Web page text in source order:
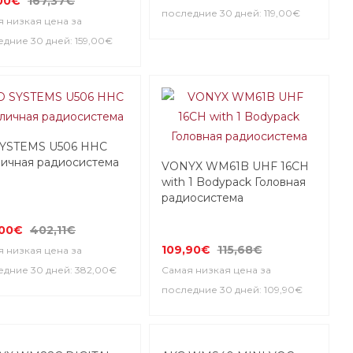
низкая цена за
30 дней: 159,00€
последние 30 дней: 119,00€
U506 HHC
радиосистема
402,11€
низкая цена за
30 дней: 382,00€
VONYX WM61B UHF 16CH
with 1 Bodypack Головная
радиосистема
109,90€ 115,68€
Самая низкая цена за
последние 30 дней: 109,90€